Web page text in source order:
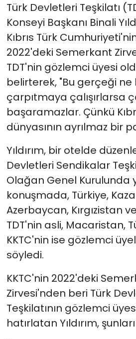
Türk Devletleri Teşkilatı
Konseyi Başkanı Binali
Kıbrıs Türk
2022'deki Semerkant
TDT'nin gözlemci üyesi
belirterek, "Bu gerçeği
çarpıtmaya çalışırlarsa
başaramazlar. Çünkü
dünyasının ayrılmaz bir
Yıldırım, bir otelde
Devletleri Sendikalar
Olağan Genel Kurulunda
konuşmada, Türkiye,
Azerbaycan, Kırgızistan
TDT'nin asli, Macaristan,
KKTC'nin ise gözlemci
söyledi.
KKTC'nin 2022'deki
Zirvesi'nden beri Türk
Teşkilatının gözlemci
hatırlatan Yıldırım,
Teknoloji
TÜRKiYE
Video Galeri
YAŞAM
Yazarlar